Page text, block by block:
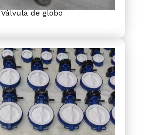
Válvula de globo